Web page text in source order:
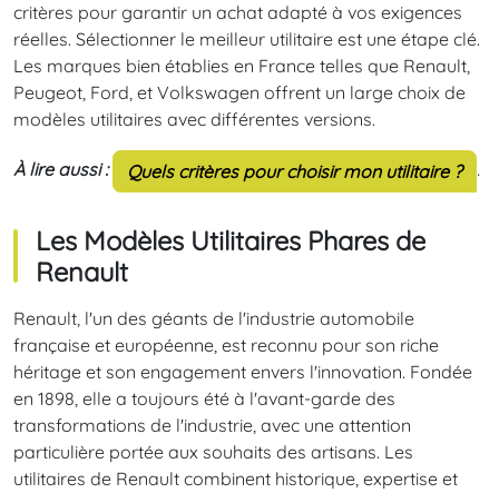
critères pour garantir un achat adapté à vos exigences
réelles. Sélectionner le meilleur utilitaire est une étape clé.
Les marques bien établies en France telles que Renault,
Peugeot, Ford, et Volkswagen offrent un large choix de
modèles utilitaires avec différentes versions.
À lire aussi : Quels critères pour choisir mon utilitaire ? .
Les Modèles Utilitaires Phares de
Renault
Renault, l'un des géants de l'industrie automobile
française et européenne, est reconnu pour son riche
héritage et son engagement envers l'innovation. Fondée
en 1898, elle a toujours été à l'avant-garde des
transformations de l'industrie, avec une attention
particulière portée aux souhaits des artisans. Les
utilitaires de Renault combinent historique, expertise et